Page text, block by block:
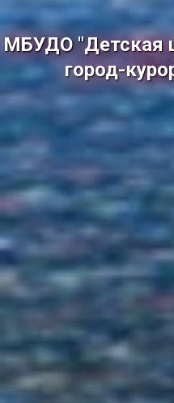
МБУДО "Детская
город-